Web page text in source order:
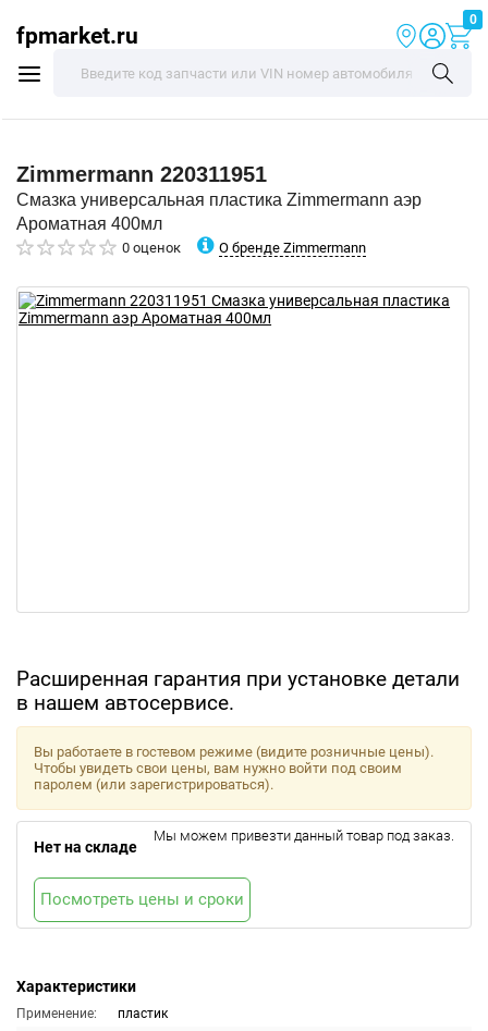
fpmarket.ru
0
Zimmermann 220311951
Смазка универсальная пластика Zimmermann аэр
Ароматная 400мл
0 оценок О бренде Zimmermann
Расширенная гарантия при установке детали
в нашем автосервисе.
Характеристики
Применение:
пластик
Вы работаете в гостевом режиме (видите розничные цены).
Чтобы увидеть свои цены, вам нужно войти под своим
паролем (или зарегистрироваться).
Нет на складе
Мы можем привезти данный товар под заказ.
Посмотреть цены и сроки